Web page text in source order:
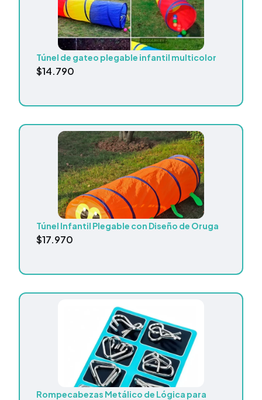
Túnel de gateo plegable infantil multicolor
$14.790
Túnel Infantil Plegable con Diseño de Oruga
$17.970
Rompecabezas Metálico de Lógica para